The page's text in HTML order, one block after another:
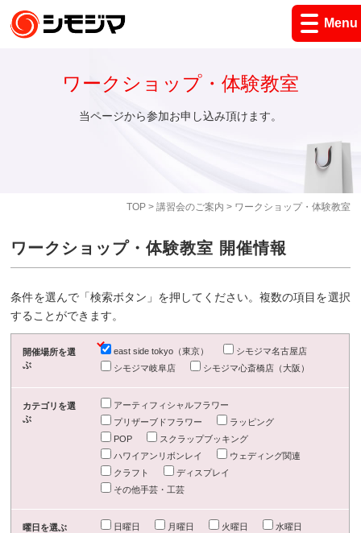
Menu
TOP> 講習会のご案内 > ワークショップ・体験教室
ワークショップ・体験教室
当ページから参加お申し込み頂けます。
ワークショップ・体験教室 開催情報
条件を選んで「検索ボタン」を押してください。複数の項目を選択
することができます。
開催場所を選
ぶ
east side tokyo（東京）
シモジマ名古屋店
シモジマ岐阜店
シモジマ心斎橋店（大阪）
カテゴリを選
ぶ
アーティフィシャルフラワー
プリザーブドフラワー
ラッピング
POP
スクラップブッキング
ハワイアンリボンレイ
ウェディング関連
クラフト
ディスプレイ
その他手芸・工芸
曜日を選ぶ 日曜日 月曜日 火曜日
水曜日